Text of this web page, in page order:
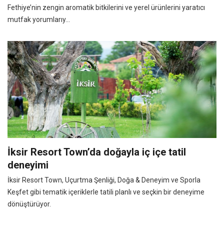
Fethiye’nin zengin aromatik bitkilerini ve yerel ürünlerini yaratıcı
mutfak yorumlarıy...
İksir Resort Town’da doğayla iç içe tatil
deneyimi
İksir Resort Town, Uçurtma Şenliği, Doğa & Deneyim ve Sporla
Keşfet gibi tematik içeriklerle tatili planlı ve seçkin bir deneyime
dönüştürüyor.